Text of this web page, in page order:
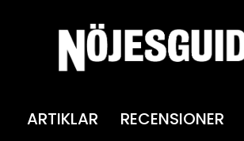
ARTIKLAR RECENSIONER